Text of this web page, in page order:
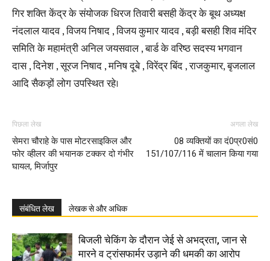
गिर शक्ति केंद्र के संयोजक धिरज तिवारी बसही केंद्र के बूथ अध्यक्ष
नंदलाल यादव , विजय निषाद , विजय कुमार यादव‌ , बड़ी बसही शिव मंदिर
समिति के महामंत्री अनिल जयसवाल , बार्ड के वरिष्ठ सदस्य भगवान
दास , दिनेश , सूरज निषाद , मनिष दूबे , विरेंद्र बिंद , राजकुमार, बृजलाल
आदि सैकड़ों लोग उपस्थित रहे।
पिछला लेख
सेमरा चौराहे के पास मोटरसाइकिल और
फोर व्हीलर की भयानक टक्कर दो गंभीर
घायल, मिर्जापुर
अगला लेख
08 व्यक्तियों का दं0प्र0सं0
151/107/116 में चालान किया गया
संबंधित लेख लेखक से और अधिक
बिजली चेकिंग के दौरान जेई से अभद्रता, जान से
मारने व ट्रांसफार्मर उड़ाने की धमकी का आरोप